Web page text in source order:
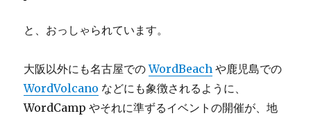
と、おっしゃられています。
大阪以外にも名古屋でのWordBeach や鹿児島での
WordVolcano などにも象徴されるように、
WordCamp やそれに準ずるイベントの開催が、地